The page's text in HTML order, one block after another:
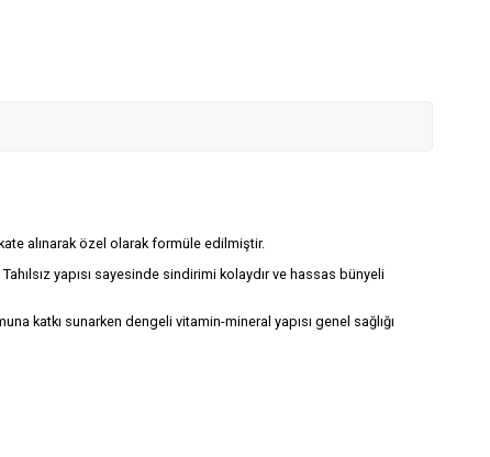
alınarak özel olarak formüle edilmiştir.
yapısı sayesinde sindirimi kolaydır ve hassas bünyeli
katkı sunarken dengeli vitamin-mineral yapısı genel sağlığı